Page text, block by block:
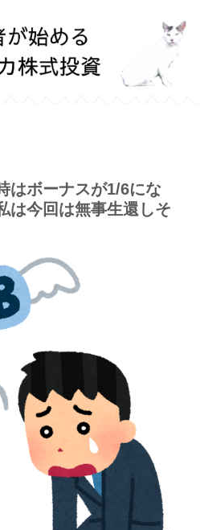
はボーナスが1/6にな
は今回は無事生還しそ